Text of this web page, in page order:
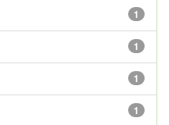
1
1
1
1